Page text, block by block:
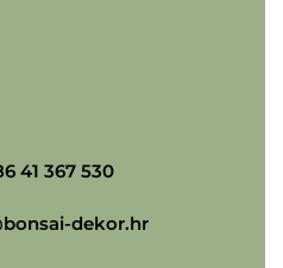
41 367 530
dekor.hr